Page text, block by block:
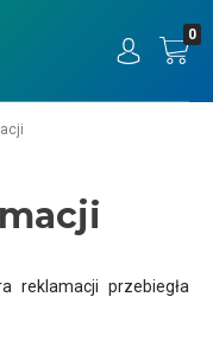
0
reklamacji przebiegła